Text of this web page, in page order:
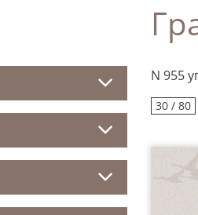
N 955
30 / 80